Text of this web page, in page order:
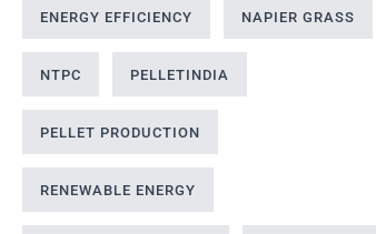
ENERGY EFFICIENCY NAPIER GRASS
NTPC PELLETINDIA
PELLET PRODUCTION
RENEWABLE ENERGY